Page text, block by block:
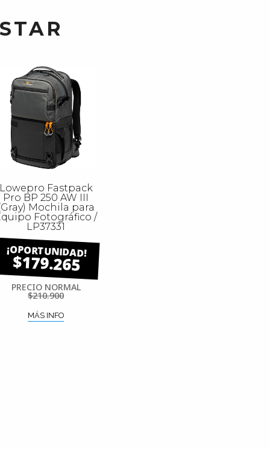
Lowepro Fastpack
Pro BP 250 AW III
Mochila para
Fotográfico /
LP37331
$179.265
PRECIO NORMAL
$210.900
MÁS INFO